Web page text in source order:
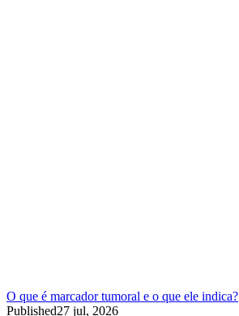
O que é marcador tumoral e o que ele indica?
Published27 jul, 2026